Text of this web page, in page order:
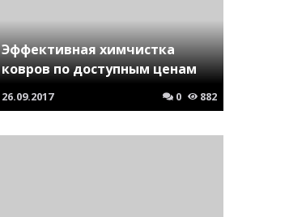
Эффективная химчистка
ковров по доступным ценам
26.09.2017 0 882